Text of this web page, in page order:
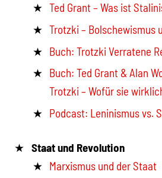
Ted Grant – Was ist
Trotzki – Bolschewismus
Buch: Trotzki Verratene
Buch: Ted Grant & Alan
Trotzki – Wofür sie
Podcast: Leninismus vs.
Staat und Revolution
Marxismus und der Staat